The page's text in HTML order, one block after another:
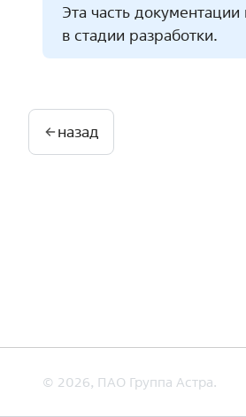
Эта часть документации
в стадии разработки.
назад
© 2026, ПАО Группа Астра.